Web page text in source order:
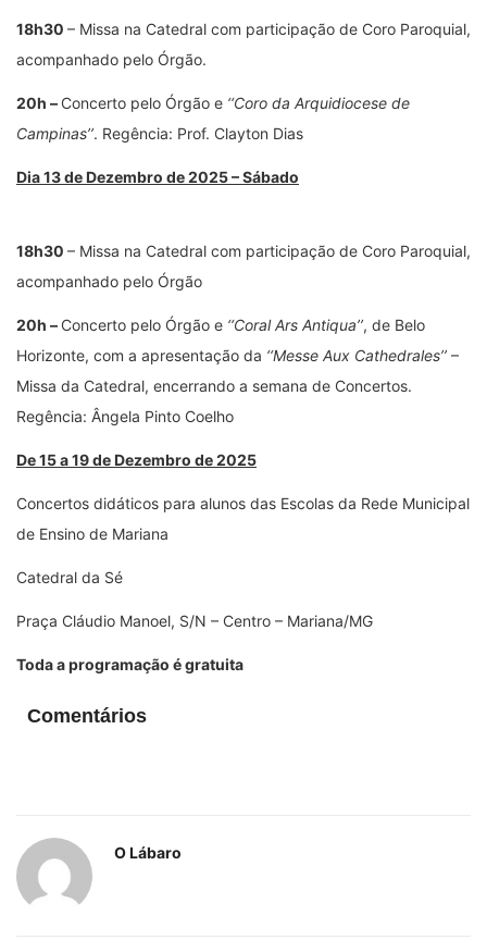
18h30 – Missa na Catedral com participação de Coro Paroquial,
acompanhado pelo Órgão.
20h – Concerto pelo Órgão e ‘‘Coro da Arquidiocese de
Campinas’’. Regência: Prof. Clayton Dias
Dia 13 de Dezembro de 2025 – Sábado
18h30 – Missa na Catedral com participação de Coro Paroquial,
acompanhado pelo Órgão
20h – Concerto pelo Órgão e ‘‘Coral Ars Antiqua’’, de Belo
Horizonte, com a apresentação da ‘‘Messe Aux Cathedrales’’ –
Missa da Catedral, encerrando a semana de Concertos.
Regência: Ângela Pinto Coelho
De 15 a 19 de Dezembro de 2025
Concertos didáticos para alunos das Escolas da Rede Municipal
de Ensino de Mariana
Catedral da Sé
Praça Cláudio Manoel, S/N – Centro – Mariana/MG
Toda a programação é gratuita
Comentários
O Lábaro